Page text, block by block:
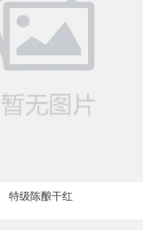
特级陈酿干红